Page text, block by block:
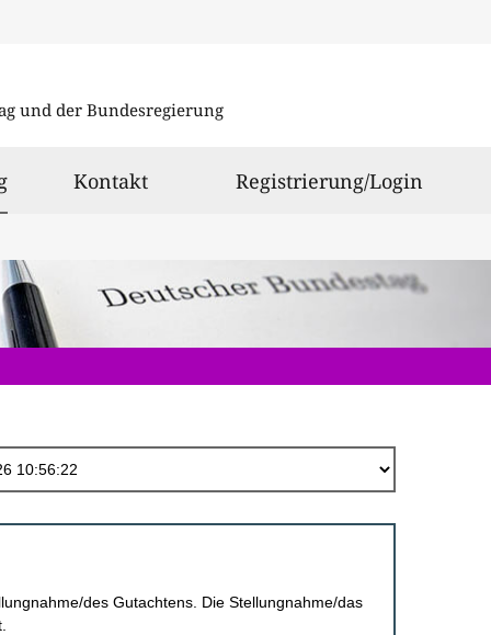
und der Bundesregierung
ausgewählt
Kontakt Registrierung/Login
des Gutachtens. Die Stellungnahme/das